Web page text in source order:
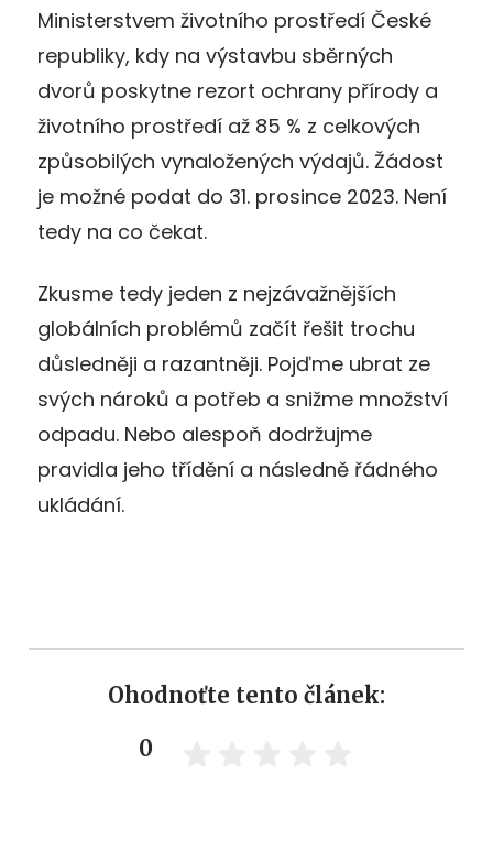
Ministerstvem životního prostředí České
republiky, kdy na výstavbu sběrných
dvorů poskytne rezort ochrany přírody a
životního prostředí až 85 % z celkových
způsobilých vynaložených výdajů. Žádost
je možné podat do 31. prosince 2023. Není
tedy na co čekat.
Zkusme tedy jeden z nejzávažnějších
globálních problémů začít řešit trochu
důsledněji a razantněji. Pojďme ubrat ze
svých nároků a potřeb a snižme množství
odpadu. Nebo alespoň dodržujme
pravidla jeho třídění a následně řádného
ukládání.
Ohodnoťte tento článek:
0